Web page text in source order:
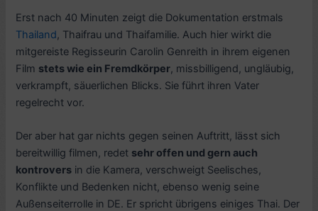
Erst nach 40 Minuten zeigt die Dokumentation erstmals
Thailand, Thaifrau und Thaifamilie. Auch hier wirkt die
mitgereiste Regisseurin Carolin Genreith in ihrem eigenen
Film stets wie ein Fremdkörper, missbilligend, ungläubig,
verkrampft, säuerlichen Blicks. Sie führt ihren Vater
regelrecht vor.
Der aber hat gar nichts gegen seinen Auftritt, lässt sich
bereitwillig filmen, redet sehr offen und gern auch
kontrovers in die Kamera, verschweigt Seelisches,
Konflikte und Bedenken nicht, ebenso wenig seine
Außenseiterrolle in DE. Er spricht übrigens einiges Thai. Der